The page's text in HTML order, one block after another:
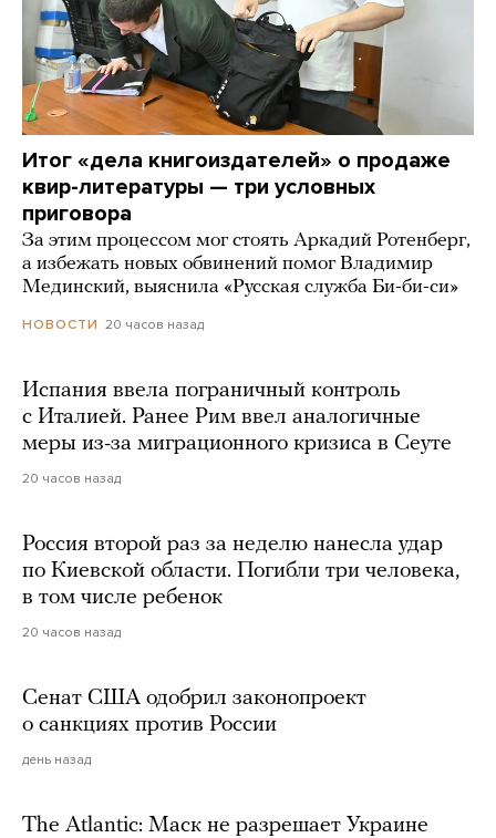
Итог «дела книгоиздателей» о продаже
квир-литературы — три условных
приговора
За этим процессом мог стоять Аркадий Ротенберг,
а избежать новых обвинений помог Владимир
Мединский, выяснила «Русская служба Би-би-си»
НОВОСТИ 20 часов назад
Испания ввела пограничный контроль
с Италией. Ранее Рим ввел аналогичные
меры из-за миграционного кризиса в Сеуте
20 часов назад
Россия второй раз за неделю нанесла удар
по Киевской области. Погибли три человека,
в том числе ребенок
20 часов назад
Сенат США одобрил законопроект
о санкциях против России
день назад
The Atlantic: Маск не разрешает Украине